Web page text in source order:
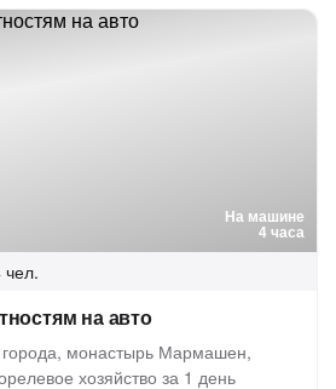
На машине
4 часа
чел.
на авто
города, монастырь Мармашен,
хозяйство за 1 день